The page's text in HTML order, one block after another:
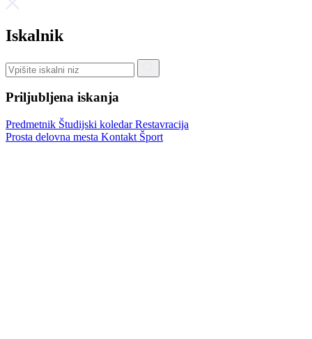
Iskalnik
Priljubljena iskanja
Predmetnik Študijski koledarRestavracija
Prosta delovna mesta Kontakt Šport